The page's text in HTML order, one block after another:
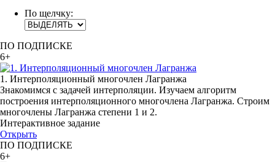
По щелчку:
ПО ПОДПИСКЕ
6+
1. Интерполяционный многочлен Лагранжа
Знакомимся с задачей интерполяции. Изучаем алгоритм
построения интерполяционного многочлена Лагранжа. Строим
многочлены Лагранжа степени 1 и 2.
Интерактивное задание
Открыть
ПО ПОДПИСКЕ
6+